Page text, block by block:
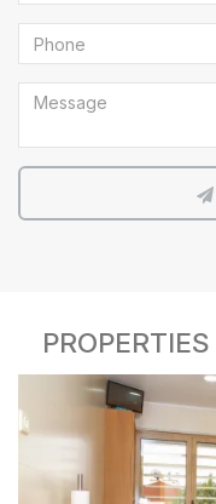
PROPERTIES